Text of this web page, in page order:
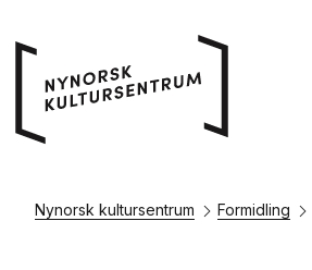
Nynorsk kultursentrum Formidling